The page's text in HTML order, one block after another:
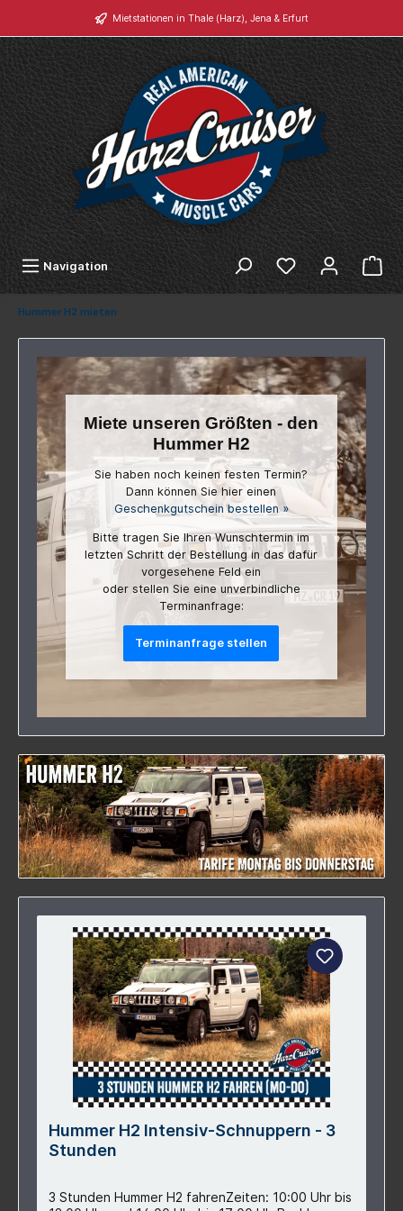
Mietstationen in Thale (Harz), Jena & Erfurt
Navigation
Hummer H2 mieten
Miete unseren Größten - den
Hummer H2
Sie haben noch keinen festen Termin?
Dann können Sie hier einen
Geschenkgutschein bestellen »
Bitte tragen Sie Ihren Wunschtermin im
letzten Schritt der Bestellung in das dafür
vorgesehene Feld ein
oder stellen Sie eine unverbindliche
Terminanfrage:
Terminanfrage stellen
Hummer H2 Intensiv-Schnuppern - 3
Stunden
3 Stunden Hummer H2 fahrenZeiten: 10:00 Uhr bis